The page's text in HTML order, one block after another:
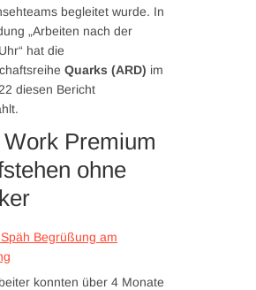
begleitet wurde. In
„Arbeiten nach der
hat die
Quarks (ARD) im
diesen Bericht
Premium
ohne
konnten über 4 Monate